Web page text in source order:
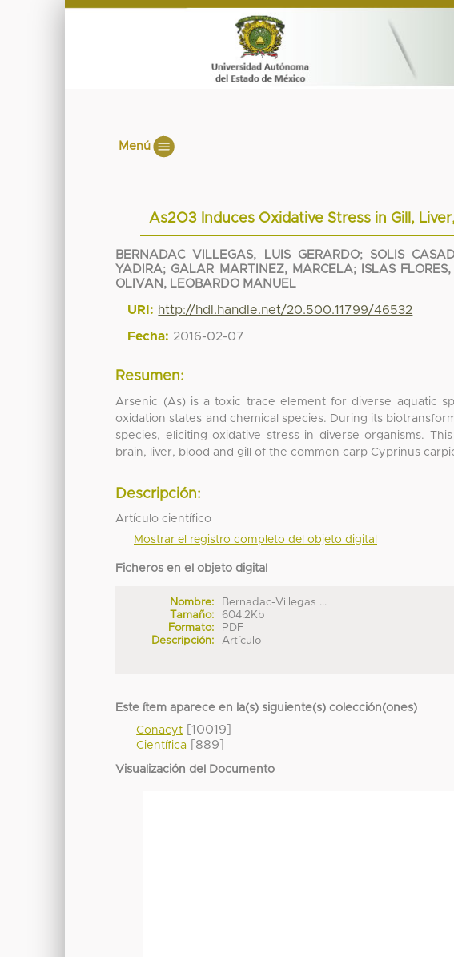
Menú
As2O3 Induces Oxidative Stress in Gill,
BERNADAC VILLEGAS, LUIS GERARDO; SOLIS
YADIRA; GALAR MARTINEZ, MARCELA; ISLAS
OLIVAN, LEOBARDO MANUEL
URI: http://hdl.handle.net/20.500.11799/46532
Fecha: 2016-02-07
Resumen:
Arsenic (As) is a toxic trace element for diverse aquatic
oxidation states and chemical species. During its
species, eliciting oxidative stress in diverse organisms.
brain, liver, blood and gill of the common carp Cyprinus
Descripción:
Artículo científico
Mostrar el registro completo del objeto digital
Ficheros en el objeto digital
Nombre:
Bernadac-Villegas ...
Tamaño:
604.2Kb
Formato:
PDF
Descripción:
Artículo
Este ítem aparece en la(s) siguiente(s) colección(ones)
Conacyt [10019]
Científica [889]
Visualización del Documento